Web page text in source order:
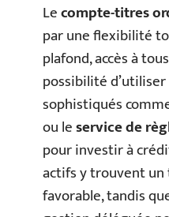
Lecompte-titres
par une flexibilité
plafond, accès à
possibilité
sophistiqués
ou leservice de
pour investir à
actifs y trouvent
favorable, tandis